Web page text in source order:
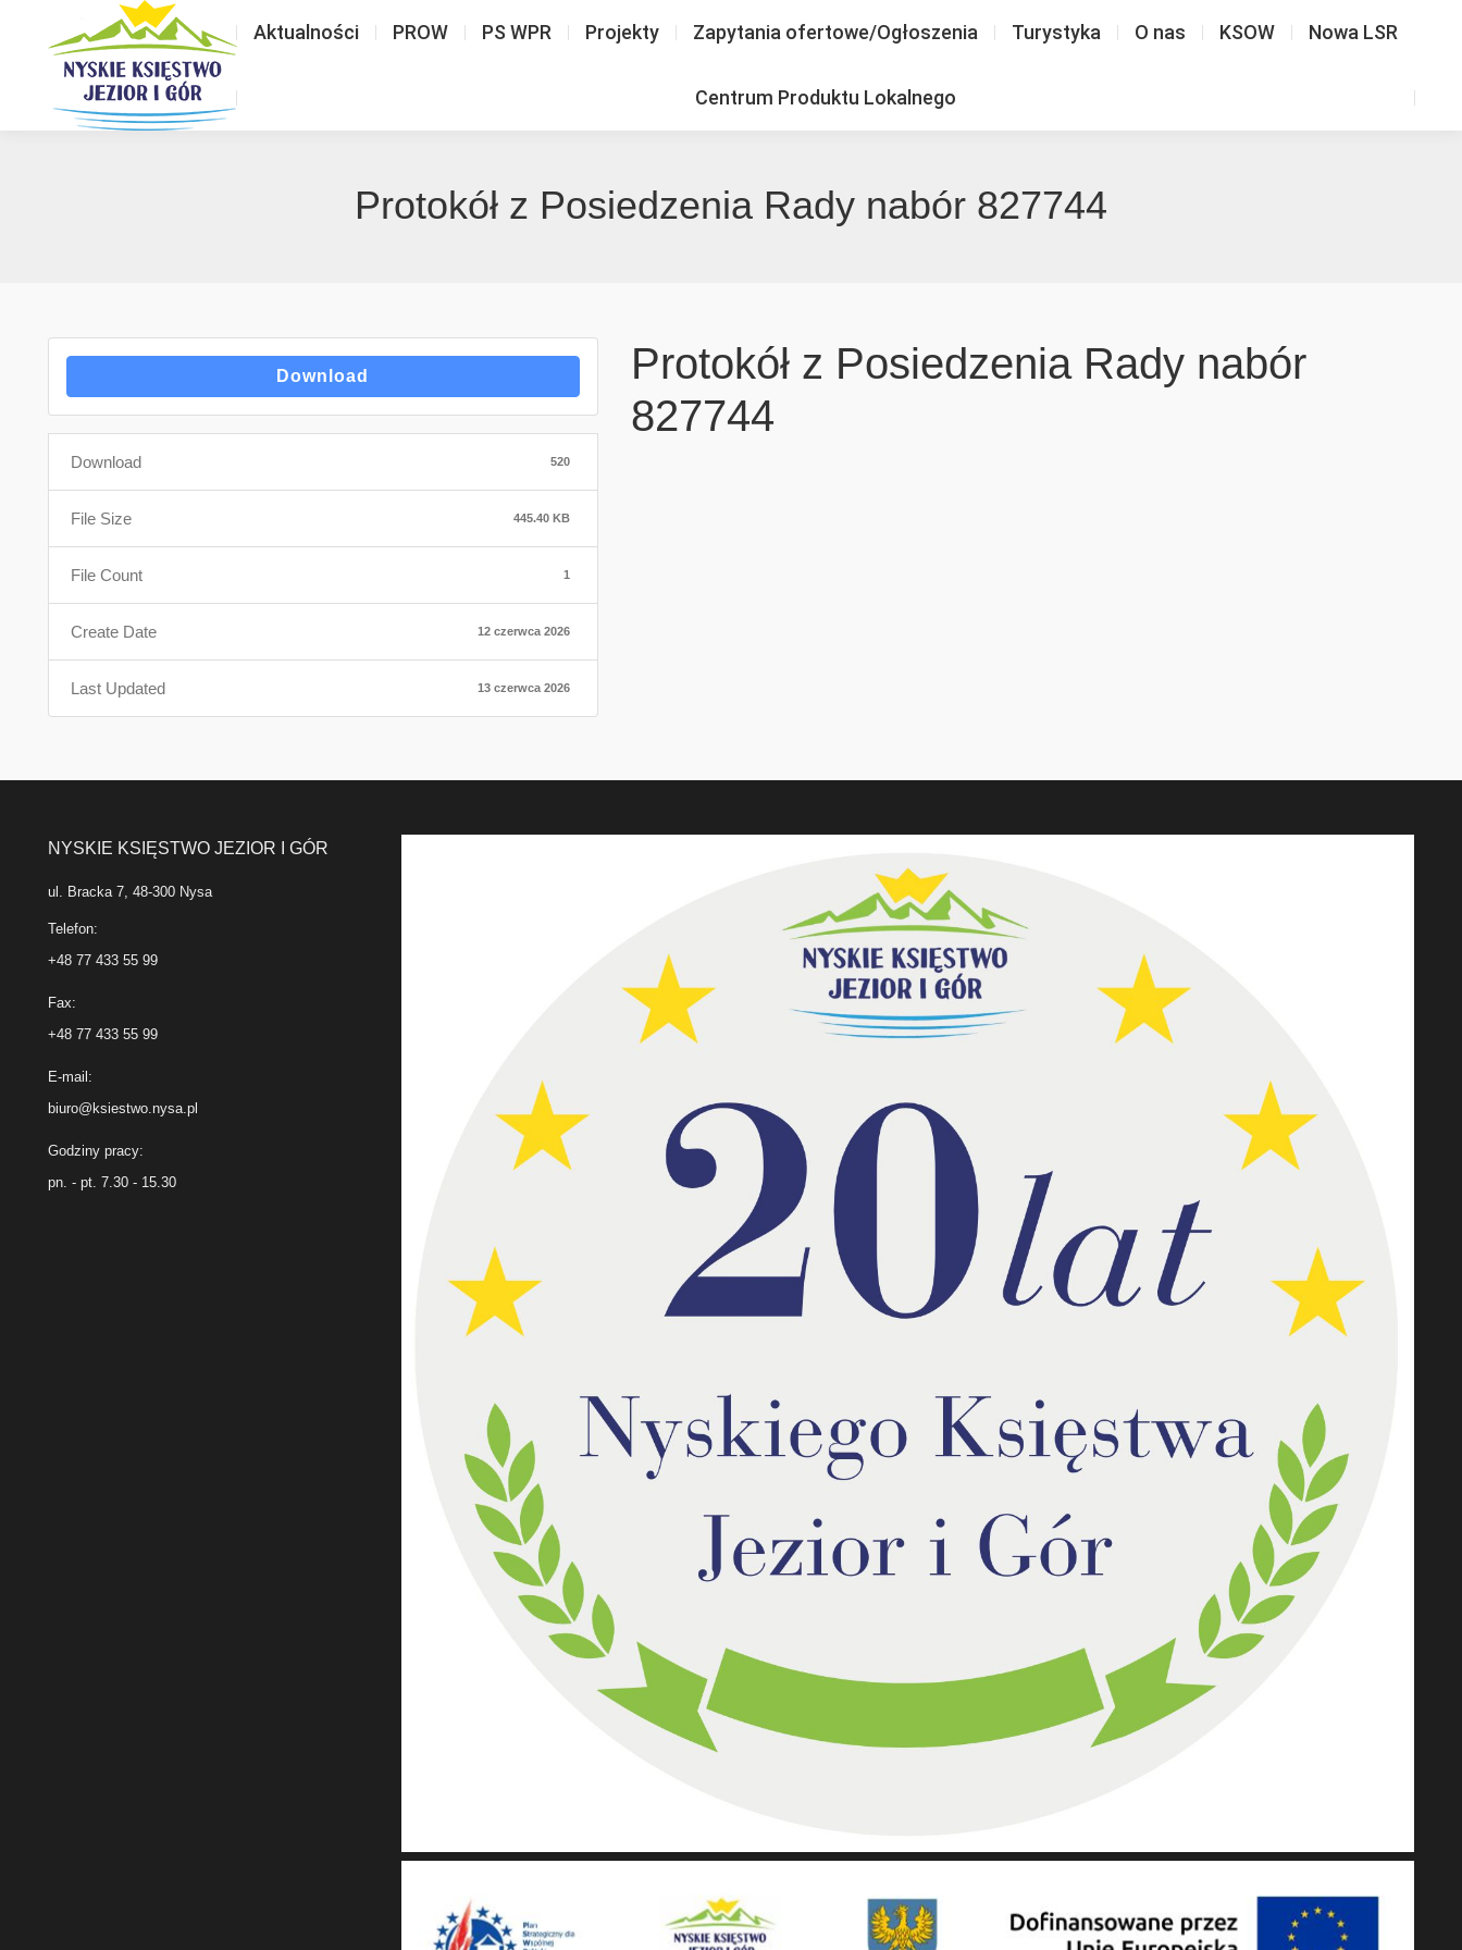
Aktualności PROW PS WPR Projekty Zapytania ofertowe/Ogłoszenia Turystyka O nas KSOW Nowa LSR
Centrum Produktu Lokalnego
Protokół z Posiedzenia Rady nabór 827744
Download
Download 520
File Size 445.40 KB
File Count 1
Create Date 12 czerwca 2026
Last Updated 13 czerwca 2026
Protokół z Posiedzenia Rady nabór
827744
NYSKIE KSIĘSTWO JEZIOR I GÓR
ul. Bracka 7, 48-300 Nysa
Telefon:
+48 77 433 55 99
Fax:
+48 77 433 55 99
E-mail:
biuro@ksiestwo.nysa.pl
Godziny pracy:
pn. - pt. 7.30 - 15.30